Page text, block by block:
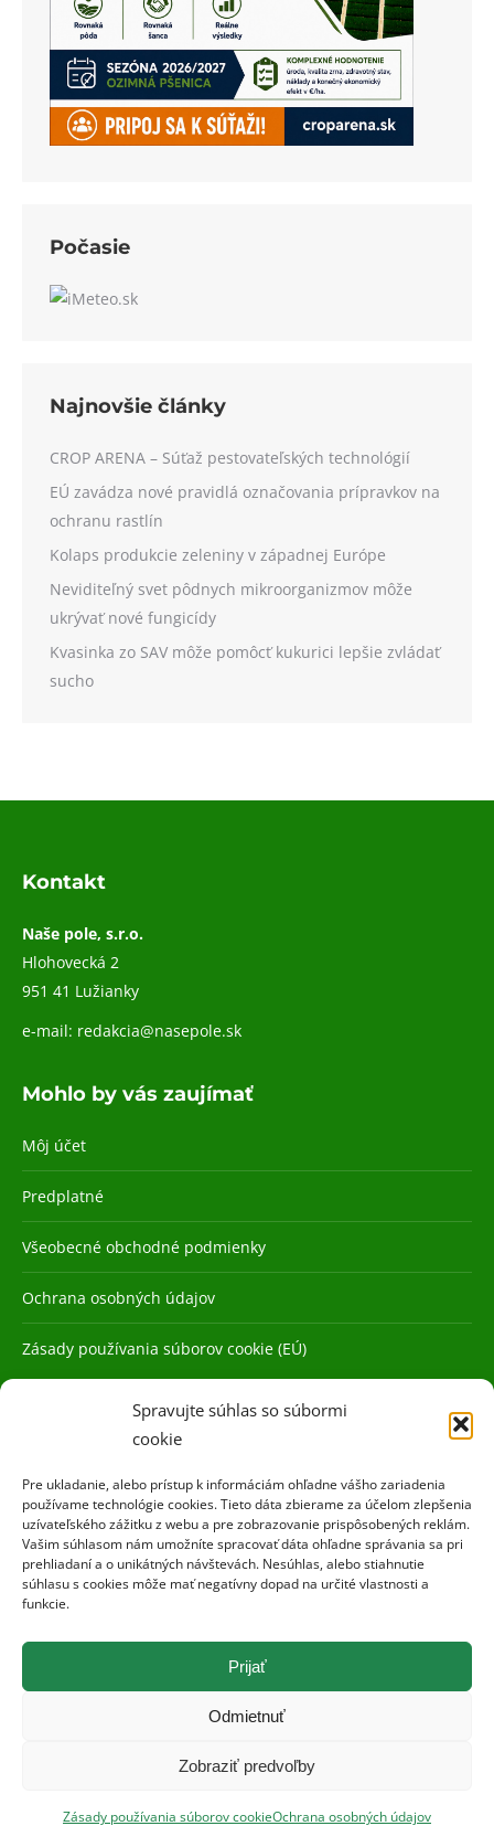
Spravujte súhlas so súbormi
cookie
Pre ukladanie, alebo prístup k informáciám ohľadne vášho zariadenia
používame technológie cookies. Tieto dáta zbierame za účelom zlepšenia
uzívateľského zážitku z webu a pre zobrazovanie prispôsobených reklám.
Vašim súhlasom nám umožníte spracovať dáta ohľadne správania sa pri
prehliadaní a o unikátných návštevách. Nesúhlas, alebo stiahnutie
súhlasu s cookies môže mať negatívny dopad na určité vlastnosti a
funkcie.
Prijať
Odmietnuť
Zobraziť predvoľby
Zásady používania súborov cookieOchrana osobných údajov
Počasie
Najnovšie články
CROP ARENA – Súťaž pestovateľských technológií
EÚ zavádza nové pravidlá označovania prípravkov na
ochranu rastlín
Kolaps produkcie zeleniny v západnej Európe
Neviditeľný svet pôdnych mikroorganizmov môže
ukrývať nové fungicídy
Kvasinka zo SAV môže pomôcť kukurici lepšie zvládať
sucho
Kontakt
Naše pole, s.r.o.
Hlohovecká 2
951 41 Lužianky
e-mail: redakcia@nasepole.sk
Mohlo by vás zaujímať
Môj účet
Predplatné
Všeobecné obchodné podmienky
Ochrana osobných údajov
Zásady používania súborov cookie (EÚ)